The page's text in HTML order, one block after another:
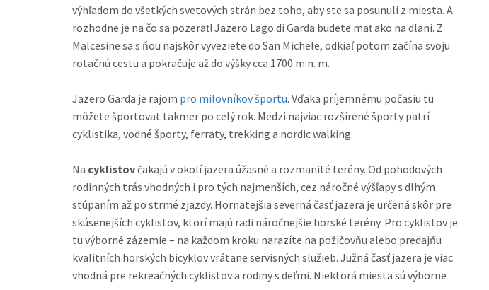
výhľadom do všetkých svetových strán bez toho, aby ste sa posunuli z miesta. A
rozhodne je na čo sa pozerať! Jazero Lago di Garda budete mať ako na dlani. Z
Malcesine sa s ňou najskôr vyveziete do San Michele, odkiaľ potom začína svoju
rotačnú cestu a pokračuje až do výšky cca 1700 m n. m.
Jazero Garda je rajom pro milovníkov športu. Vďaka príjemnému počasiu tu
môžete športovat takmer po celý rok. Medzi najviac rozšírené športy patrí
cyklistika, vodné športy, ferraty, trekking a nordic walking.
Na cyklistovčakajú v okolí jazera úžasné a rozmanité terény. Od pohodových
rodinných trás vhodných i pro tých najmenších, cez náročné výšľapy s dlhým
stúpaním až po strmé zjazdy. Hornatejšia severná časť jazera je určená skôr pre
skúsenejších cyklistov, ktorí majú radi náročnejšie horské terény. Pro cyklistov je
tu výborné zázemie – na každom kroku narazíte na požičovňu alebo predajňu
kvalitních horských bicyklov vrátane servisných služieb. Južná časť jazera je viac
vhodná pre rekreačných cyklistov a rodiny s deťmi. Niektorá miesta sú výborne